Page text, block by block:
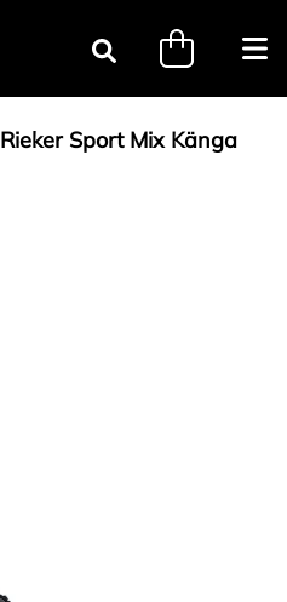
Sök
Rieker Sport Mix Känga